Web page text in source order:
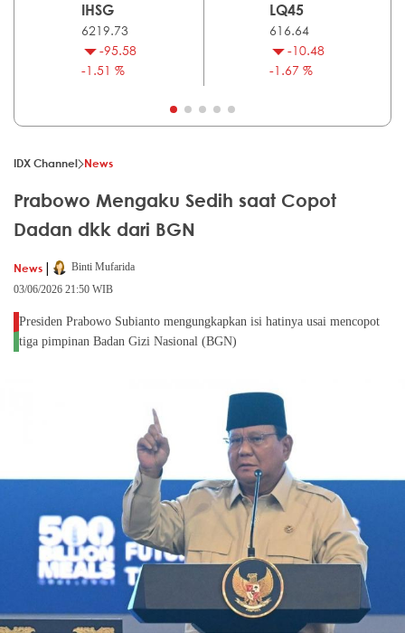
IHSG
6219.73
-95.58
-1.51 %
LQ45
616.64
-10.48
-1.67 %
IDX Channel News
Prabowo Mengaku Sedih saat Copot
Dadan dkk dari BGN
News |
Binti Mufarida
03/06/2026 21:50 WIB
Presiden Prabowo Subianto mengungkapkan isi hatinya usai mencopot
tiga pimpinan Badan Gizi Nasional (BGN)